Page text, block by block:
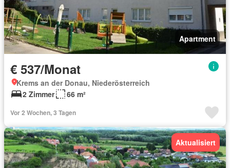
Apartment
€ 537/Monat
Krems an der Donau, Niederösterreich
2 Zimmer
66 m²
Vor 2 Wochen, 3 Tagen
Aktualisiert